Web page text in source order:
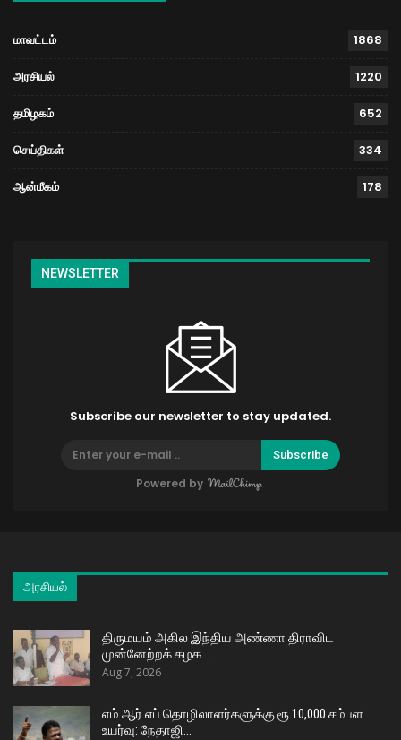
மாவட்டம் 1868
அரசியல் 1220
தமிழகம் 652
செய்திகள் 334
ஆன்மீகம் 178
NEWSLETTER
Subscribe our newsletter to stay updated.
Subscribe
Powered by
அரசியல்
திருமயம் அகில இந்திய அண்ணா திராவிட
முன்னேற்றக் கழக…
Aug 7, 2026
எம் ஆர் எப் தொழிலாளர்களுக்கு ரூ.10,000 சம்பள
உயர்வு: நேதாஜி…